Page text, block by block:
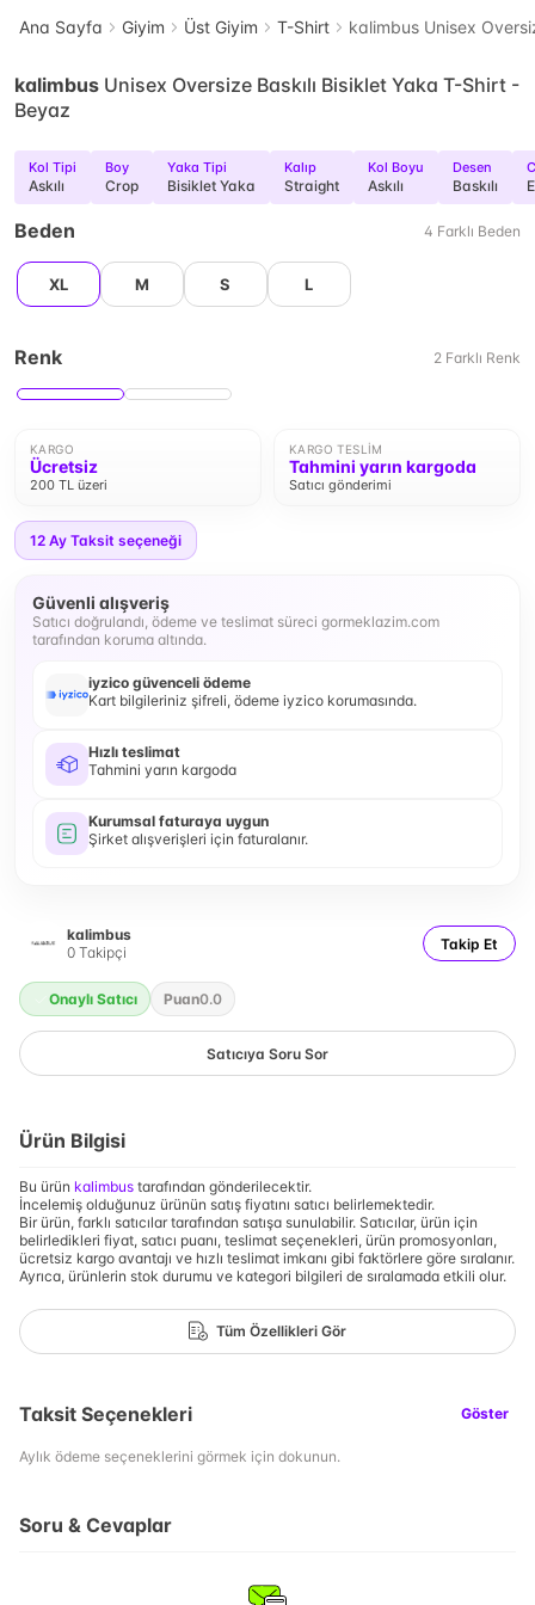
Ana Sayfa Giyim Üst Giyim T-Shirt kalimbus Unisex
kalimbus Unisex Oversize Baskılı Bisiklet Yaka T-Shirt -
Beyaz
Kol Tipi
Askılı
Boy
Crop
Yaka Tipi
Bisiklet Yaka
Kalıp
Straight
Kol Boyu
Askılı
Desen
Baskılı
Beden 4 Farklı Beden
XL M S L
Renk 2 Farklı Renk
KARGO
Ücretsiz
200 TL üzeri
KARGO TESLIM
Tahmini yarın kargoda
Satıcı gönderimi
12 Ay Taksit seçeneği
Güvenli alışveriş
Satıcı doğrulandı, ödeme ve teslimat süreci gormeklazim.com
tarafından koruma altında.
iyzico güvenceli ödeme
Kart bilgileriniz şifreli, ödeme iyzico korumasında.
Hızlı teslimat
Tahmini yarın kargoda
Kurumsal faturaya uygun
Şirket alışverişleri için faturalanır.
kalimbus
0 Takipçi Takip Et
Onaylı Satıcı Puan0.0
Satıcıya Soru Sor
Ürün Bilgisi
Bu ürün kalimbus tarafından gönderilecektir.
İncelemiş olduğunuz ürünün satış fiyatını satıcı belirlemektedir.
Bir ürün, farklı satıcılar tarafından satışa sunulabilir. Satıcılar, ürün için
belirledikleri fiyat, satıcı puanı, teslimat seçenekleri, ürün promosyonları,
ücretsiz kargo avantajı ve hızlı teslimat imkanı gibi faktörlere göre sıralanır.
Ayrıca, ürünlerin stok durumu ve kategori bilgileri de sıralamada etkili olur.
Tüm Özellikleri Gör
Taksit Seçenekleri Göster
Aylık ödeme seçeneklerini görmek için dokunun.
Soru & Cevaplar